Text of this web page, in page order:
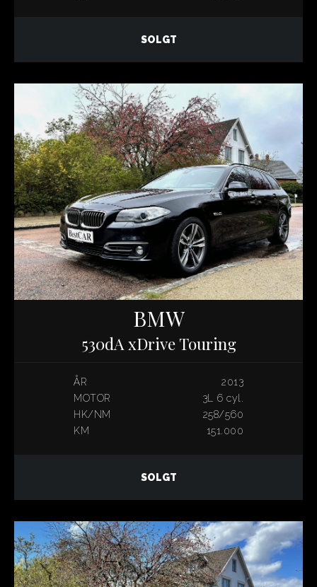
SOLGT
BMW
530dA xDrive Touring
ÅR
2013
MOTOR
3L 6 cyl.
HK/NM
258/560
KM
151.000
SOLGT